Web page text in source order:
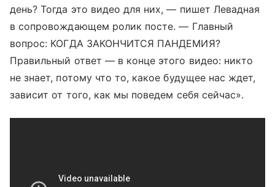
день? Тогда это видео для них, — пишет Левадная
в сопровождающем ролик посте. — Главный
вопрос: КОГДА ЗАКОНЧИТСЯ ПАНДЕМИЯ?
Правильный ответ — в конце этого видео: никто
не знает, потому что то, какое будущее нас ждет,
зависит от того, как мы поведем себя сейчас».